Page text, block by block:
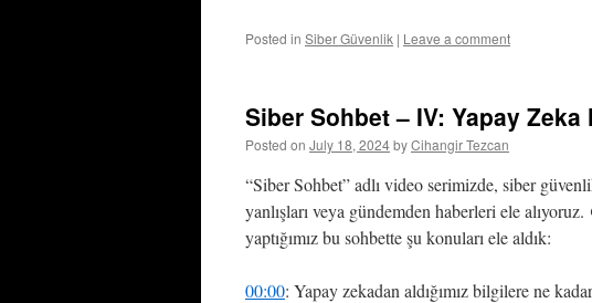
Posted in Siber Güvenlik | Leave a comment
Siber Sohbet – IV: Yapay Zeka
Posted on July 18, 2024byCihangir Tezcan
“Siber Sohbet” adlı video serimizde, siber
yanlışları veya gündemden haberleri ele
yaptığımız bu sohbette şu konuları ele aldık:
00:00: Yapay zekadan aldığımız bilgilere ne